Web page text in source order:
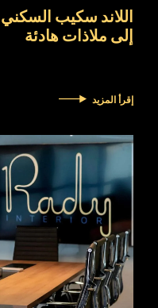
اللاند سكيب
إلى ملاذات هادئة
إقرأ المزيد